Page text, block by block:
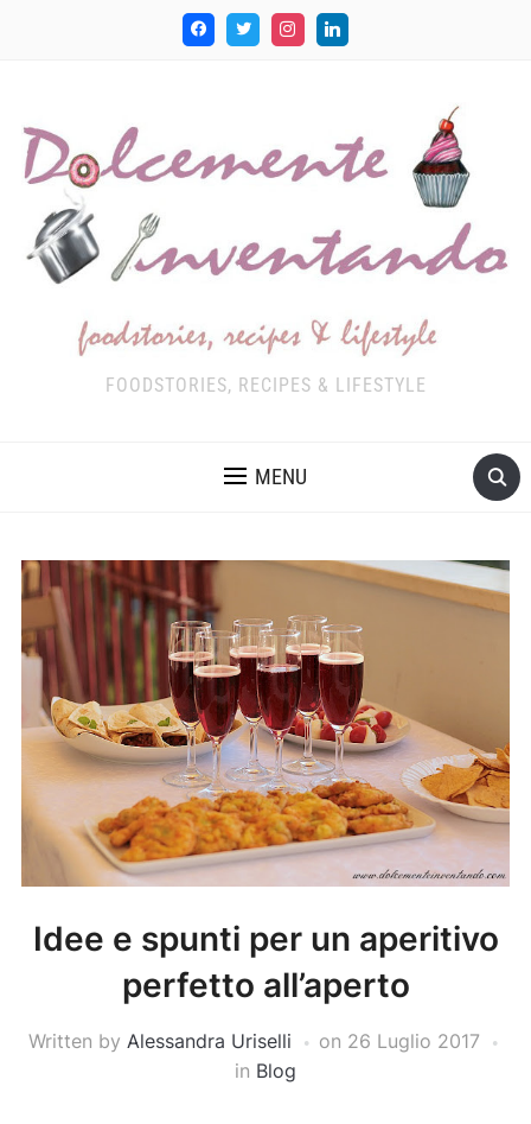
FOODSTORIES, RECIPES & LIFESTYLE
MENU
Idee e spunti per un aperitivo
perfetto all’aperto
Written by Alessandra Uriselli on 26 Luglio 2017
in Blog